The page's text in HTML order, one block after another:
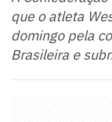
que o atleta
domingo pela
Brasileira e